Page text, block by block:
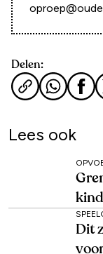
Delen:
Lees ook
Dit